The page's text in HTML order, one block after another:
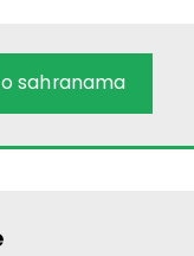
sahranama